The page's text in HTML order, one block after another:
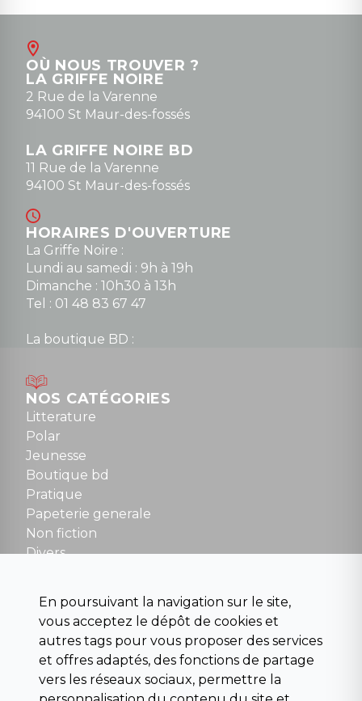
OÙ NOUS TROUVER ?
LA GRIFFE NOIRE
2 Rue de la Varenne
94100 St Maur-des-fossés
LA GRIFFE NOIRE BD
11 Rue de la Varenne
94100 St Maur-des-fossés
HORAIRES D'OUVERTURE
La Griffe Noire :
Lundi au samedi : 9h à 19h
Dimanche : 10h30 à 13h
Tel : 01 48 83 67 47
La boutique BD :
Mardi au samedi : 10h à 13h / 14h à 19h
Dimanche : 10h30 à 12h30
Tel : 01 48 89 13 88
Fermé le dimanche en Juillet et Août
NOUS CONTACTER
contact@la-griffe-noire.com
NOS CATÉGORIES
Litterature
Polar
Jeunesse
Boutique bd
Pratique
Papeterie generale
Non fiction
Divers
Para scolaire
Histoire
Pochoteque
Pleiade
En poursuivant la navigation sur le site,
vous acceptez le dépôt de cookies et
autres tags pour vous proposer des services
et offres adaptés, des fonctions de partage
vers les réseaux sociaux, permettre la